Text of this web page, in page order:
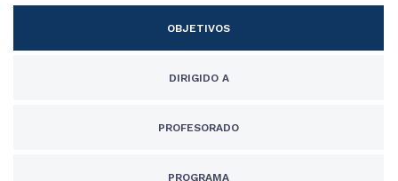
OBJETIVOS
DIRIGIDO A
PROFESORADO
PROGRAMA